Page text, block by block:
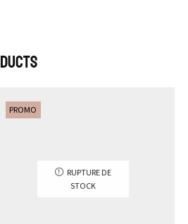
PROMO
RUPTURE DE
STOCK